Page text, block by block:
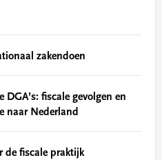
zakendoen
fiscale gevolgen en
naar Nederland
de fiscale praktijk